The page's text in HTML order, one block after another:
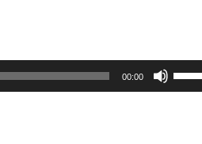
00:00
U
t